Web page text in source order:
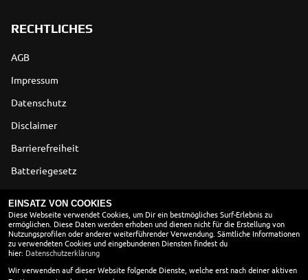
RECHTLICHES
AGB
Impressum
Datenschutz
Disclaimer
Barrierefreiheit
Batteriegesetz
ÖFFNUNGSZEITEN
Montag:
09:00 - 12:00 und 13:00 - 18:00
Dienstag:
09:00 - 12:00 und 13:00 - 18:00
EINSATZ VON COOKIES
Diese Webseite verwendet Cookies, um Dir ein bestmögliches Surf-Erlebnis zu
ermöglichen. Diese Daten werden erhoben und dienen nicht für die Erstellung von
Nutzungsprofilen oder anderer weiterführender Verwendung. Sämtliche Informationen
zu verwendeten Cookies und eingebundenen Diensten findest du
hier: Datenschutzerklärung
Wir verwenden auf dieser Website folgende Dienste, welche erst nach deiner aktiven